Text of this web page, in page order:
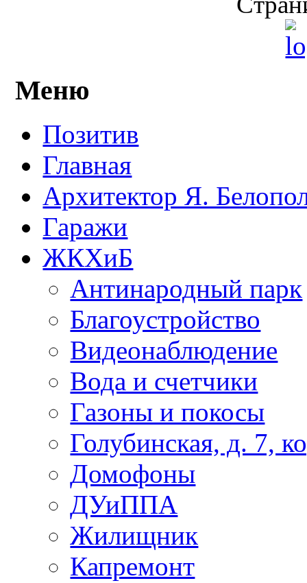
Меню
Позитив
Главная
Архитектор Я.
Гаражи
ЖКХиБ
Антинародный парк
Благоустройство
Видеонаблюдение
Вода и счетчики
Газоны и покосы
Голубинская, д. 7,
Домофоны
ДУиППА
Жилищник
Капремонт